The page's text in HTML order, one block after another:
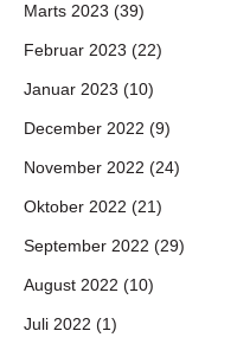
Marts 2023 (39)
Februar 2023 (22)
Januar 2023 (10)
December 2022 (9)
November 2022 (24)
Oktober 2022 (21)
September 2022 (29)
August 2022 (10)
Juli 2022 (1)